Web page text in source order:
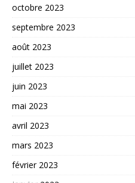
octobre 2023
septembre 2023
août 2023
juillet 2023
juin 2023
mai 2023
avril 2023
mars 2023
février 2023